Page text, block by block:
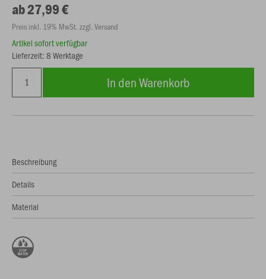
ab 27,99 €
Preis inkl. 19% MwSt. zzgl. Versand
Artikel sofort verfügbar
Lieferzeit: 8 Werktage
In den Warenkorb
Beschreibung
Details
Material